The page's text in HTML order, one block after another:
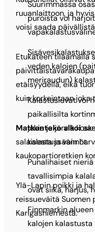
Suurimmassa
puroista voi
veden kalojen
meriraudun)
Kalastusluvat voi
paikallisilta
jokia ja järviä
kalastussäännöt.
Punalihaiset
tavallisimpia
ovat siika, harjus,
Finnmarkin
kalojen kalastusta
ruuanlaittoon, ja
voisi saada
Etukäteen tilaamalla
etäisyydellä, eikä
kuin korkeintaan joka
Matkanteko alkoi
salaisesta ja vain
kaukopartioretkien
Ylä-Lapin poikki ja
reissueväitä
Karigasniemestä.